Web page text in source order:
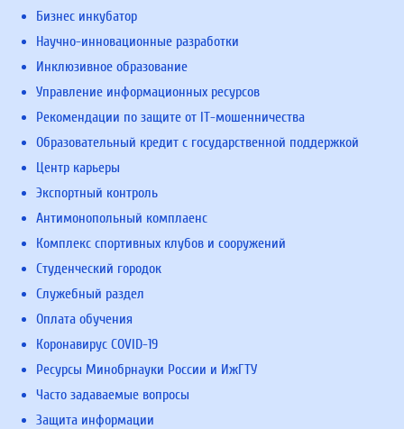
Бизнес инкубатор
Научно-инновационные разработки
Инклюзивное образование
Управление информационных ресурсов
Рекомендации по защите от IT-мошенничества
Образовательный кредит с государственной поддержкой
Центр карьеры
Экспортный контроль
Антимонопольный комплаенс
Комплекс спортивных клубов и сооружений
Студенческий городок
Служебный раздел
Оплата обучения
Коронавирус COVID-19
Ресурсы Минобрнауки России и ИжГТУ
Часто задаваемые вопросы
Защита информации